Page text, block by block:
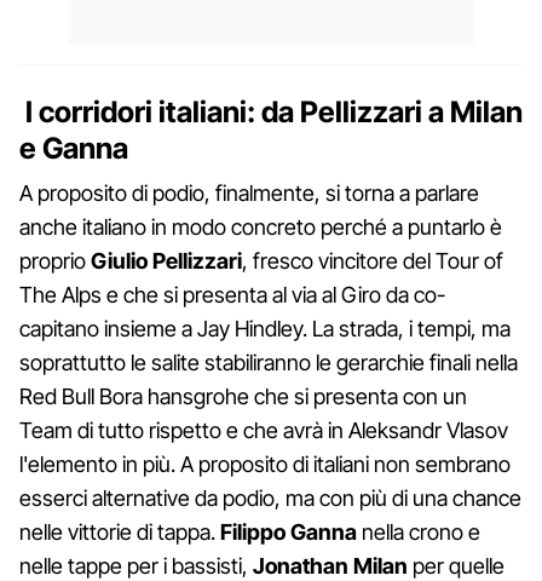
I corridori italiani: da Pellizzari a Milan
e Ganna
A proposito di podio, finalmente, si torna a parlare
anche italiano in modo concreto perché a puntarlo è
proprioGiulio Pellizzari, fresco vincitore del Tour of
The Alps e che si presenta al via al Giro da co-
capitano insieme a Jay Hindley. La strada, i tempi, ma
soprattutto le salite stabiliranno le gerarchie finali nella
Red Bull Bora hansgrohe che si presenta con un
Team di tutto rispetto e che avrà in Aleksandr Vlasov
l'elemento in più. A proposito di italiani non sembrano
esserci alternative da podio, ma con più di una chance
nelle vittorie di tappa.Filippo Ganna nella crono e
nelle tappe per i bassisti, Jonathan Milan per quelle